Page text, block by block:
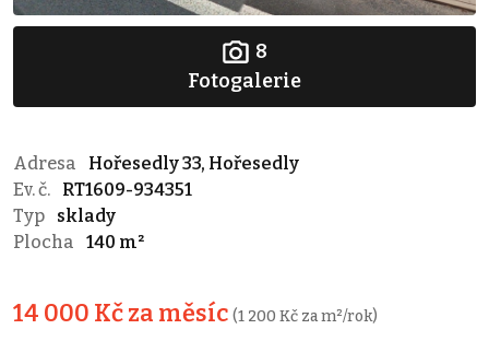
8
Fotogalerie
Adresa
Hořesedly 33, Hořesedly
Ev. č.
RT1609-934351
Typ
sklady
Plocha
140 m²
14 000 Kč za měsíc (1 200 Kč za m²/rok)